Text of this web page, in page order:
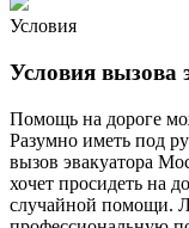
Условия
Условия вызова
Помощь на дороге
Разумно иметь под
вызов эвакуатора
хочет просидеть на
случайной помощи.